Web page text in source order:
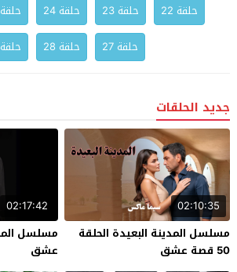
حلقة 22
حلقة 23 حلقة 24 حلقة 25
حلقة 27
حلقة 28 حلقة 29
جديد الحلقات
02:10:35
مسلسل المدينة البعيدة الحلقة
50 قصة عشق
02:17:42
عشق